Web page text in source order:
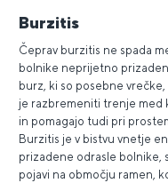
Burzitis
Čeprav burzitis ne spada
bolnike neprijetno
burz, ki so posebne
je razbremeniti trenje med
in pomagajo tudi pri
Burzitis je v bistvu vnetje
prizadene odrasle bolnike,
pojavi na območju ramen,